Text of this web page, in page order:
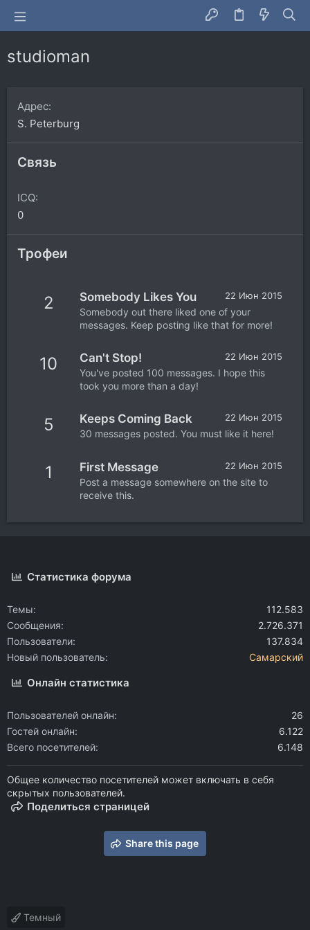
studioman
Адрес
S. Peterburg
Связь
ICQ
0
Трофеи
2 22 Июн 2015
Somebody Likes You
Somebody out there liked one of your
messages. Keep posting like that for more!
10 22 Июн 2015
Can't Stop!
You've posted 100 messages. I hope this
took you more than a day!
5 22 Июн 2015
Keeps Coming Back
30 messages posted. You must like it here!
1 22 Июн 2015
First Message
Post a message somewhere on the site to
receive this.
Статистика форума
Темы
112.583
Сообщения
2.726.371
Пользователи
137.834
Новый пользователь
Самарский
Онлайн статистика
Пользователей онлайн
26
Гостей онлайн
6.122
Всего посетителей
6.148
Общее количество посетителей может включать в себя
скрытых пользователей.
Поделиться страницей
Share this page
Темный